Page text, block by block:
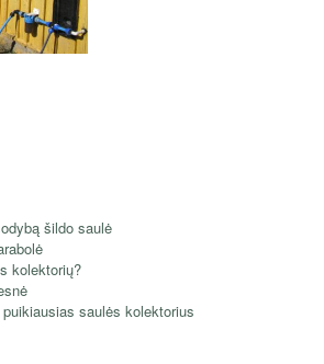
šildo saulė
kolektorių?
saulės kolektorius